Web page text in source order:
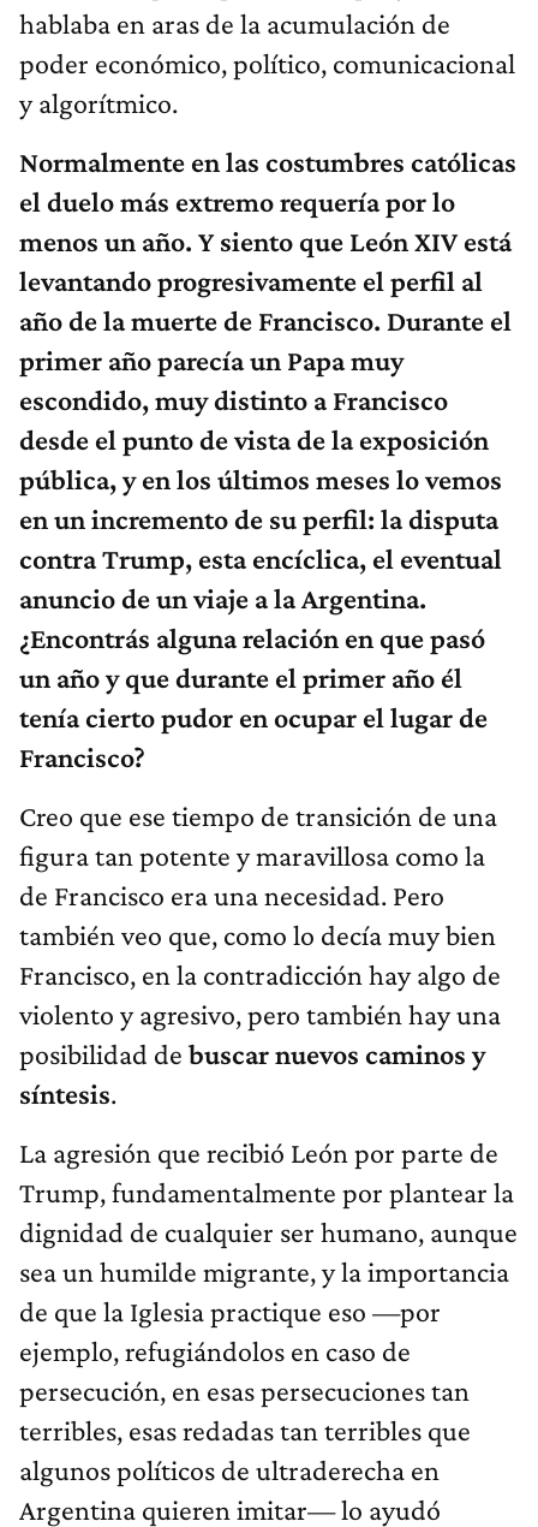
hablaba en aras de la acumulación de
poder económico, político, comunicacional
y algorítmico.
Normalmente en las costumbres católicas
el duelo más extremo requería por lo
menos un año. Y siento que León XIV está
levantando progresivamente el perfil al
año de la muerte de Francisco. Durante el
primer año parecía un Papa muy
escondido, muy distinto a Francisco
desde el punto de vista de la exposición
pública, y en los últimos meses lo vemos
en un incremento de su perfil: la disputa
contra Trump, esta encíclica, el eventual
anuncio de un viaje a la Argentina.
¿Encontrás alguna relación en que pasó
un año y que durante el primer año él
tenía cierto pudor en ocupar el lugar de
Francisco?
Creo que ese tiempo de transición de una
figura tan potente y maravillosa como la
de Francisco era una necesidad. Pero
también veo que, como lo decía muy bien
Francisco, en la contradicción hay algo de
violento y agresivo, pero también hay una
posibilidad de buscar nuevos caminos y
síntesis.
La agresión que recibió León por parte de
Trump, fundamentalmente por plantear la
dignidad de cualquier ser humano, aunque
sea un humilde migrante, y la importancia
de que la Iglesia practique eso —por
ejemplo, refugiándolos en caso de
persecución, en esas persecuciones tan
terribles, esas redadas tan terribles que
algunos políticos de ultraderecha en
Argentina quieren imitar— lo ayudó